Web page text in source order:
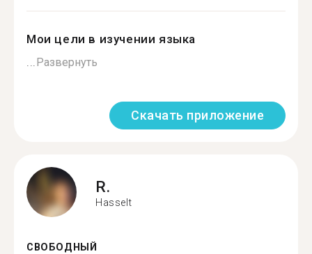
Мои цели в изучении языка
Развернуть
Скачать приложение
R.
Hasselt
СВОБОДНЫЙ